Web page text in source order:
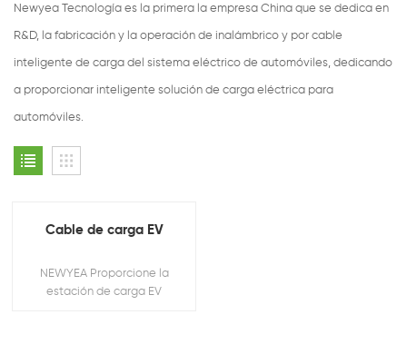
Newyea Tecnología es la primera la empresa China que se dedica en
R&D, la fabricación y la operación de inalámbrico y por cable
inteligente de carga del sistema eléctrico de automóviles, dedicando
a proporcionar inteligente solución de carga eléctrica para
automóviles.
Cable de carga EV
NEWYEA Proporcione la
estación de carga EV